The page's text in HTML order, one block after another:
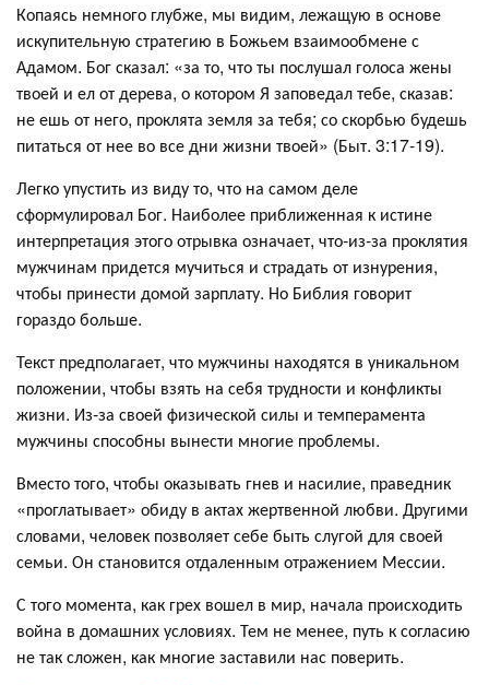
Копаясь немного глубже, мы видим, лежащую в основе
искупительную стратегию в Божьем взаимообмене с
Адамом. Бог сказал: «за то, что ты послушал голоса жены
твоей и ел от дерева, о котором Я заповедал тебе, сказав:
не ешь от него, проклята земля за тебя; со скорбью будешь
питаться от нее во все дни жизни твоей» (Быт. 3:17-19).
Легко упустить из виду то, что на самом деле
сформулировал Бог. Наиболее приближенная к истине
интерпретация этого отрывка означает, что-из-за проклятия
мужчинам придется мучиться и страдать от изнурения,
чтобы принести домой зарплату. Но Библия говорит
гораздо больше.
Текст предполагает, что мужчины находятся в уникальном
положении, чтобы взять на себя трудности и конфликты
жизни. Из-за своей физической силы и темперамента
мужчины способны вынести многие проблемы.
Вместо того, чтобы оказывать гнев и насилие, праведник
«проглатывает» обиду в актах жертвенной любви. Другими
словами, человек позволяет себе быть слугой для своей
семьи. Он становится отдаленным отражением Мессии.
С того момента, как грех вошел в мир, начала происходить
война в домашних условиях. Тем не менее, путь к согласию
не так сложен, как многие заставили нас поверить.